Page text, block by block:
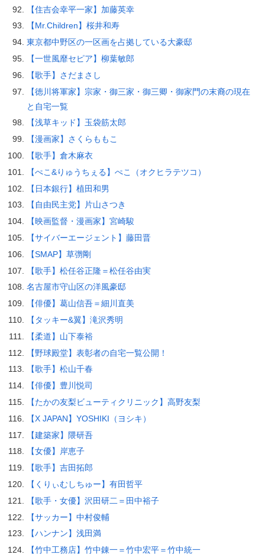
【住吉会幸平一家】加藤英幸
【Mr.Children】桜井和寿
東京都中野区の一区画を占拠している大豪邸
【一世風靡セピア】柳葉敏郎
【歌手】さだまさし
【徳川将軍家】宗家・御三家・御三卿・御家門の末裔の現在
と自宅一覧
【浅草キッド】玉袋筋太郎
【漫画家】さくらももこ
【歌手】倉木麻衣
【ぺこ&りゅうちぇる】ぺこ（オクヒラテツコ）
【日本銀行】植田和男
【自由民主党】片山さつき
【映画監督・漫画家】宮崎駿
【サイバーエージェント】藤田晋
【SMAP】草彅剛
【歌手】松任谷正隆＝松任谷由実
名古屋市守山区の洋風豪邸
【俳優】葛山信吾＝細川直美
【タッキー&翼】滝沢秀明
【柔道】山下泰裕
【野球殿堂】表彰者の自宅一覧公開！
【歌手】松山千春
【俳優】豊川悦司
【たかの友梨ビューティクリニック】高野友梨
【X JAPAN】YOSHIKI（ヨシキ）
【建築家】隈研吾
【女優】岸恵子
【歌手】吉田拓郎
【くりぃむしちゅー】有田哲平
【歌手・女優】沢田研二＝田中裕子
【サッカー】中村俊輔
【ハンナン】浅田満
【竹中工務店】竹中錬一＝竹中宏平＝竹中統一